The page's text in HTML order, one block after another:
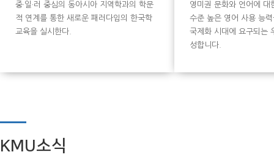
중·일·러 중심의 동아시아 지역학과의 학문
적 연계를 통한 새로운 패러다임의 한국학
교육을 실시한다.
영미권 문화와 언어에 대
수준 높은 영어 사용 능
국제화 시대에 요구되는
성합니다.
KMU소식